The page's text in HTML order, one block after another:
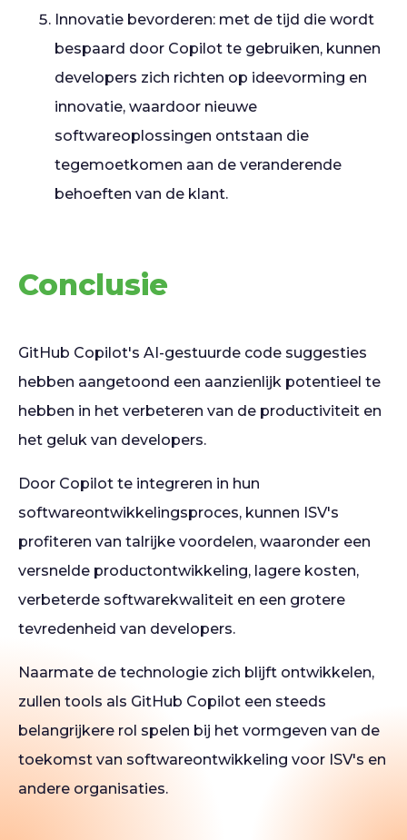
Innovatie bevorderen: met de tijd die wordt
bespaard door Copilot te gebruiken, kunnen
developers zich richten op ideevorming en
innovatie, waardoor nieuwe
softwareoplossingen ontstaan die
tegemoetkomen aan de veranderende
behoeften van de klant.
Conclusie
GitHub Copilot's AI-gestuurde code suggesties
hebben aangetoond een aanzienlijk potentieel te
hebben in het verbeteren van de productiviteit en
het geluk van developers.
Door Copilot te integreren in hun
softwareontwikkelingsproces, kunnen ISV's
profiteren van talrijke voordelen, waaronder een
versnelde productontwikkeling, lagere kosten,
verbeterde softwarekwaliteit en een grotere
tevredenheid van developers.
Naarmate de technologie zich blijft ontwikkelen,
zullen tools als GitHub Copilot een steeds
belangrijkere rol spelen bij het vormgeven van de
toekomst van softwareontwikkeling voor ISV's en
andere organisaties.